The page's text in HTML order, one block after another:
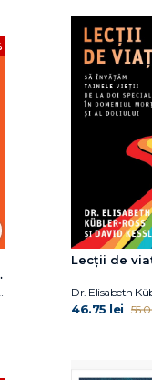
Lecții de
46.75 lei